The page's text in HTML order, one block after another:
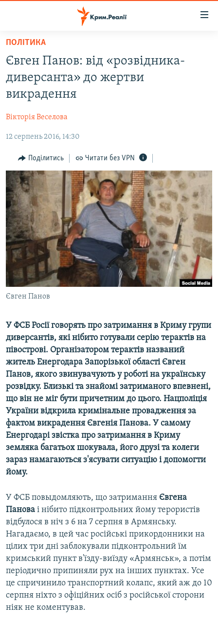
Перейти
основного
матеріалу
Перейти
до
основної
навігації
Перейти
пошуку
ВІДЕО ТА ФОТО
БЛОГИ
ПОГЛЯД
ІНТЕРВ'Ю
ВСЕ ЗА ДЕНЬ
СПЕЦПРОЕКТИ
ДЕПОРТАЦІЯ
ВІДЕОУРОКИ «ELIFBE»
СВІДЧЕННЯ ОКУПАЦІЇ
УКРАЇНСЬКА ПРОБЛЕМА КРИМУ
ІНФОГРАФІКА
ЯК ОБІЙТИ БЛОКУВАННЯ
Русский
Qırımtatar
ДОЛУЧАЙСЯ!
Усі сайти RFE/RL
ПОЛІТИКА
Євген Панов: від «розвідника-
диверсанта» до жертви
викрадення
Вікторія Веселова
12 серпень 2016, 14:30
Поділитись Читати без VPN
Євген Панов
У ФСБ Росії говорять про затримання в Криму групи
диверсантів, які нібито готували серію терактів на
півострові. Організатором терактів названий
житель Енергодара Запорізької області Євген
Панов, якого звинувачують у роботі на українську
розвідку. Близькі та знайомі затриманого впевнені,
що він не міг бути причетним до цього. Нацполіція
України відкрила кримінальне провадження за
фактом викрадення Євгенія Панова. У самому
Енергодарі звістка про затримання в Криму
земляка багатьох шокувала, його друзі та колеги
зараз намагаються з'ясувати ситуацію і допомогти
йому.
У ФСБ повыдомляють, що затримання Євгена
Панова і нібито підконтрольних йому терористів
відбулося в ніч з 6 на 7 серпня в Армянську.
Нагадаємо, в цей час російські прикордонники на
цілих три дні заблокували підконтрольний їм
кримський пункт в'їзду-виїзду «Армянськ», а потім
періодично припиняли рух на інших пунктах. Усе
це спричинило транспортний колапс, який аж до 10
серпня ніхто з офіційних осіб з російської сторони
ніяк не коментував.